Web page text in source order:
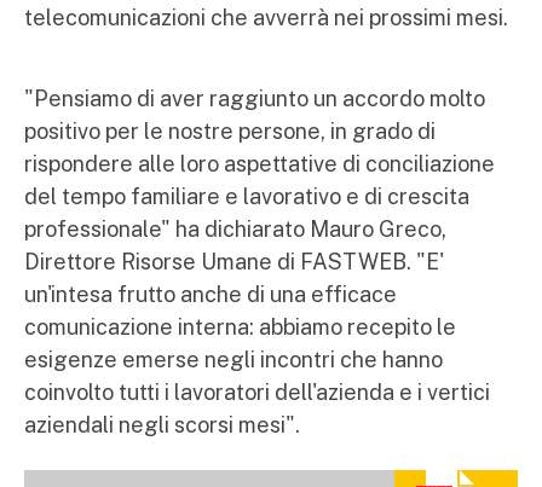
telecomunicazioni che avverrà nei prossimi mesi.
"Pensiamo di aver raggiunto un accordo molto
positivo per le nostre persone, in grado di
rispondere alle loro aspettative di conciliazione
del tempo familiare e lavorativo e di crescita
professionale" ha dichiarato Mauro Greco,
Direttore Risorse Umane di FASTWEB. "E'
un'intesa frutto anche di una efficace
comunicazione interna: abbiamo recepito le
esigenze emerse negli incontri che hanno
coinvolto tutti i lavoratori dell'azienda e i vertici
aziendali negli scorsi mesi".